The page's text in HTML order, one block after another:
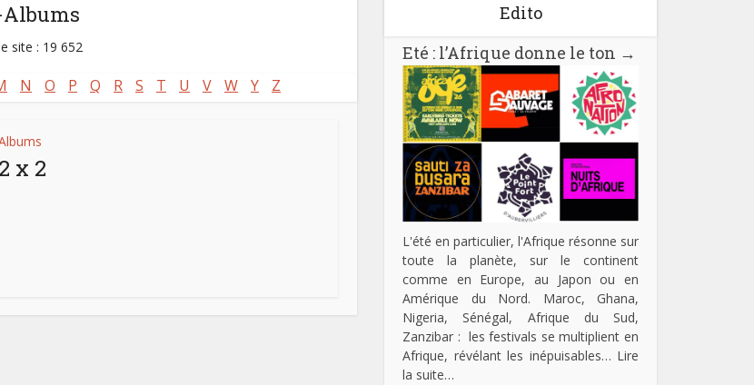
Albums
site : 19 652
N O P Q R S T U V W Y Z
2 x 2
Edito
Eté : l’Afrique donne le ton →
L'été en particulier, l'Afrique résonne sur
toute la planète, sur le continent
comme en Europe, au Japon ou en
Amérique du Nord. Maroc, Ghana,
Nigeria, Sénégal, Afrique du Sud,
Zanzibar : les festivals se multiplient en
Afrique, révélant les inépuisables… Lire
la suite…